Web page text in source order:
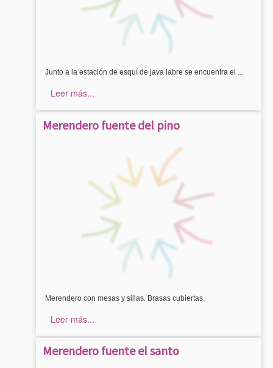
Junto a la estación de esquí de java labre se encuentra el ...
Leer más...
Merendero fuente del pino
Merendero con mesas y sillas. Brasas cubiertas.
Leer más...
Merendero fuente el santo